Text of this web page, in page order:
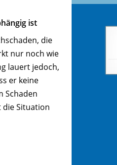
ist
die
nur noch wie
lauert jedoch,
er keine
Schaden
die Situation